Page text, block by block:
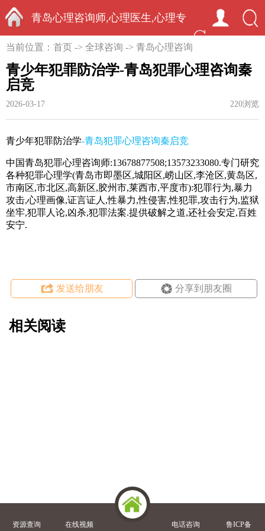
首页
青岛心理咨询师,心理医生,心理专
家-中国心理学家秦启竞
当前位置： 首页 -> 全球咨询 -> 青岛心理咨询
青少年犯罪防治学-青岛犯罪心理咨询秦
启竞
2026-03-17 220浏览
青少年犯罪防治学-青岛犯罪心理咨询秦启竞
中国青岛犯罪心理咨询师:13678877508;13573233080.专门研究
各种犯罪心理学(青岛市即墨区,城阳区,崂山区,李沧区,黄岛区,
市南区,市北区,高新区,胶州市,莱西市,平度市):犯罪行为,暴力
攻击,心理画像,证言证人 ,性暴力,性侵害,性犯罪,攻击行为,监狱
坐牢,犯罪人论,凶杀,犯罪法案.提供破解之道,还社会安定,百姓
安宁.
发送给朋友 分享到朋友圈
相关阅读
资源查询 在线视频 电话咨询 鲁ICP备